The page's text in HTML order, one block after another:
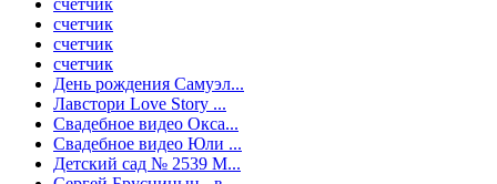
счетчик
счетчик
счетчик
счетчик
День рождения Самуэл...
Лавстори Love Story ...
Свадебное видео Окса...
Свадебное видео Юли ...
Детский сад № 2539 М...